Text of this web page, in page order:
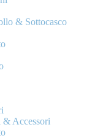
& Sottocasco
& Accessori